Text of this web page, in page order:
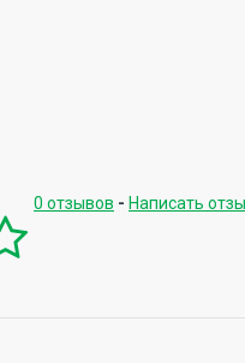
0 отзывов - Написать